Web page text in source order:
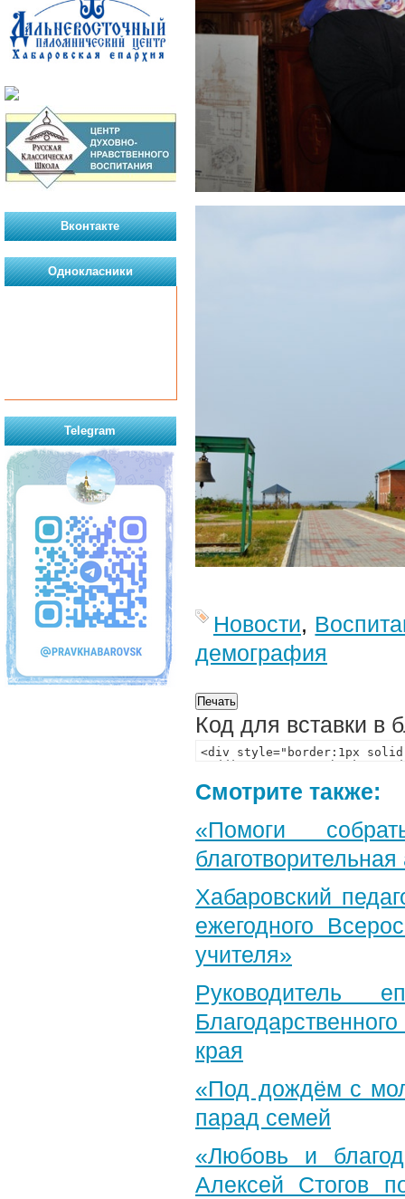
Новости,
демография
Код для вставки в
Смотрите также:
«Помоги
Хабаровский
ежегодного
учителя»
Руководитель
края
«Под дождём с
парад семей
«Любовь и
Алексей Стогов
Вконтакте
Однокласники
Telegram